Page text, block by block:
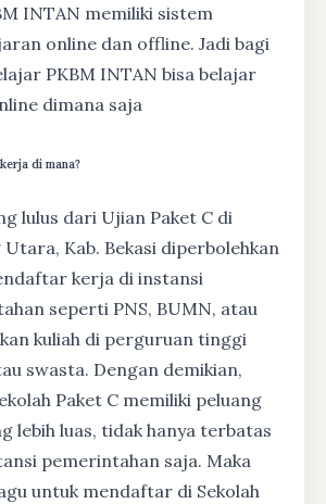
INTAN memiliki sistem
online dan offline. Jadi bagi
PKBM INTAN bisa belajar
dimana saja
di mana?
lulus dari Ujian Paket C di
Utara, Kab. Bekasi diperbolehkan
kerja di instansi
seperti PNS, BUMN, atau
kuliah di perguruan tinggi
swasta. Dengan demikian,
Paket C memiliki peluang
lebih luas, tidak hanya terbatas
pemerintahan saja. Maka
untuk mendaftar di Sekolah